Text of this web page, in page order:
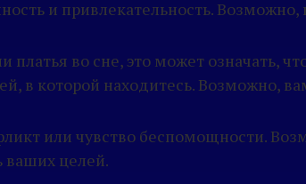
и привлекательность.
во сне, это может означать,
в которой находитесь. Возможно,
или чувство беспомощности.
целей.